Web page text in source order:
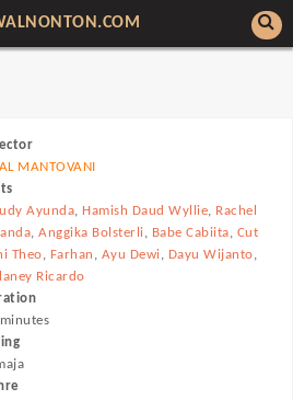
MANTOVANI
Ayunda, Hamish Daud Wyllie, Rachel
,Anggika Bolsterli, Babe Cabiita, Cut
Theo, Farhan , Ayu Dewi, Dayu Wijanto,
Ricardo